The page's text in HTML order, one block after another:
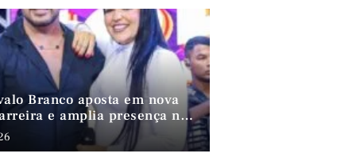
Branco aposta em nova
e amplia presença no